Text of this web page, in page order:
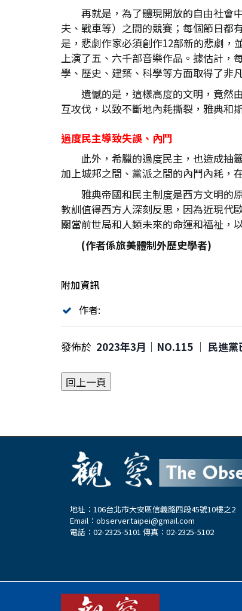
再就是，為了體現開放的自由社會
夫、戰車等）之間的競賽；每個節日都
是，悲劇作家必須創作12部新的悲劇，
上演了五、六千部音樂作品。據估計
學、歷史、建築、科學等方面取得了非
遺憾的是，這樣高度的文明，竟然
互攻伐，以致不斷地內耗撕裂，雅典和
過度民主導致失誤、內鬥
此外，希臘的過度民主，也造成抽
加上城邦之間、黨派之間的內鬥內耗，
雅典帝國和民主制度是西方文明的
教訓值得西方人深刻反思，因為近現代
關當前世局和人類未來的命運和福祉，
(作者係旅美體制外歷史學者)
附加資訊
作者:
發佈於 2023年3月｜NO.115 │ 民進黨
地址：106台北市大安區信義路四段45號10樓之2
Email： observer.taipei@gmail.com
電話：02-2325-5101 傳真：02-2325-5102